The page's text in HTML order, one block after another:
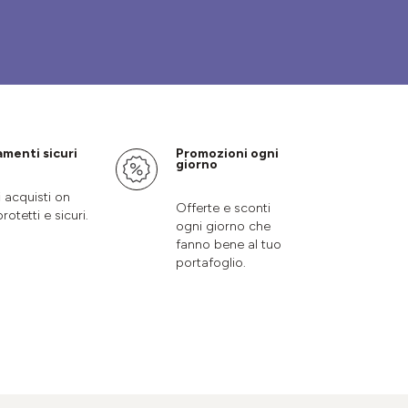
sicuri
acquisti on
e sicuri.
Promozioni ogni
giorno
Offerte e sconti
ogni giorno che
fanno bene al tuo
portafoglio.